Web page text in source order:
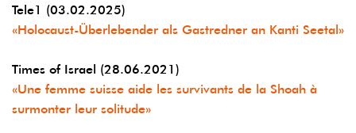
Tele1 (03.02.2025)
«Holocaust-Überlebender als Gastredner an Kanti Seetal»
Times of Israel (28.06.2021)
«Une femme suisse aide les survivants de la Shoah à
surmonter leur solitude»